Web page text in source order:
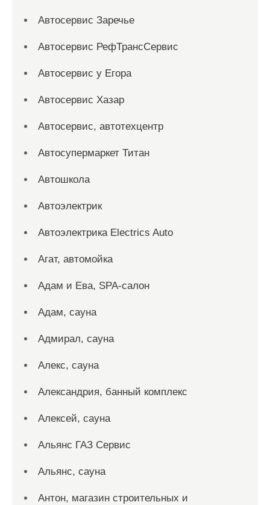
Автосервис Заречье
Автосервис РефТрансСервис
Автосервис у Егора
Автосервис Хазар
Автосервис, автотехцентр
Автосупермаркет Титан
Автошкола
Автоэлектрик
Автоэлектрика Electrics Auto
Агат, автомойка
Адам и Ева, SPA-салон
Адам, сауна
Адмирал, сауна
Алекс, сауна
Александрия, банный комплекс
Алексей, сауна
Альянс ГАЗ Сервис
Альянс, сауна
Антон, магазин строительных и